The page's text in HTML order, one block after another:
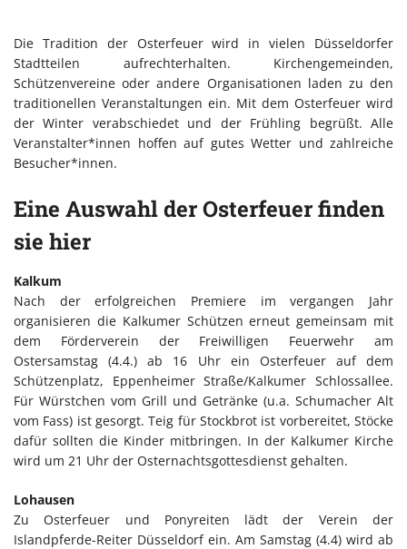
Die Tradition der Osterfeuer wird in vielen Düsseldorfer
Stadtteilen aufrechterhalten. Kirchengemeinden,
Schützenvereine oder andere Organisationen laden zu den
traditionellen Veranstaltungen ein. Mit dem Osterfeuer wird
der Winter verabschiedet und der Frühling begrüßt. Alle
Veranstalter*innen hoffen auf gutes Wetter und zahlreiche
Besucher*innen.
Eine Auswahl der Osterfeuer finden
sie hier
Kalkum
Nach der erfolgreichen Premiere im vergangen Jahr
organisieren die Kalkumer Schützen erneut gemeinsam mit
dem Förderverein der Freiwilligen Feuerwehr am
Ostersamstag (4.4.) ab 16 Uhr ein Osterfeuer auf dem
Schützenplatz, Eppenheimer Straße/Kalkumer Schlossallee.
Für Würstchen vom Grill und Getränke (u.a. Schumacher Alt
vom Fass) ist gesorgt. Teig für Stockbrot ist vorbereitet, Stöcke
dafür sollten die Kinder mitbringen. In der Kalkumer Kirche
wird um 21 Uhr der Osternachtsgottesdienst gehalten.
Lohausen
Zu Osterfeuer und Ponyreiten lädt der Verein der
Islandpferde-Reiter Düsseldorf ein. Am Samstag (4.4) wird ab